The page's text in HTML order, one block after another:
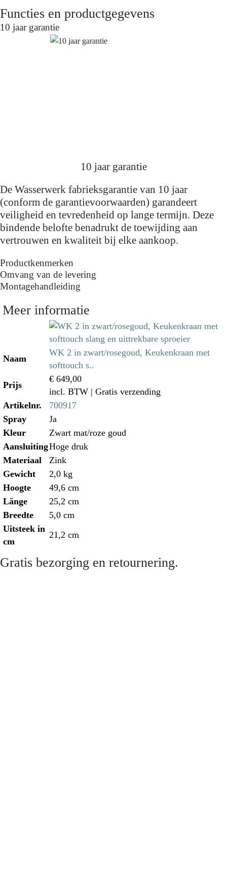
tintje.
Functies en productgegevens
10 jaar garantie
10 jaar garantie
De Wasserwerk fabrieksgarantie van 10 jaar
(conform de garantievoorwaarden) garandeert
veiligheid en tevredenheid op lange termijn. Deze
bindende belofte benadrukt de toewijding aan
vertrouwen en kwaliteit bij elke aankoop.
Productkenmerken
Omvang van de levering
Montagehandleiding
Meer informatie
Naam
WK 2 in zwart/rosegoud, Keukenkraan met
softtouch s..
Prijs
€ 649,00
incl. BTW | Gratis verzending
Artikelnr.
700917
Spray
Ja
Kleur
Zwart mat/roze goud
AansluitingHoge druk
Materiaal
Zink
Gewicht
2,0 kg
Hoogte
49,6 cm
Länge
25,2 cm
Breedte
5,0 cm
Uitsteek in
cm
21,2 cm
Gratis bezorging en retournering.